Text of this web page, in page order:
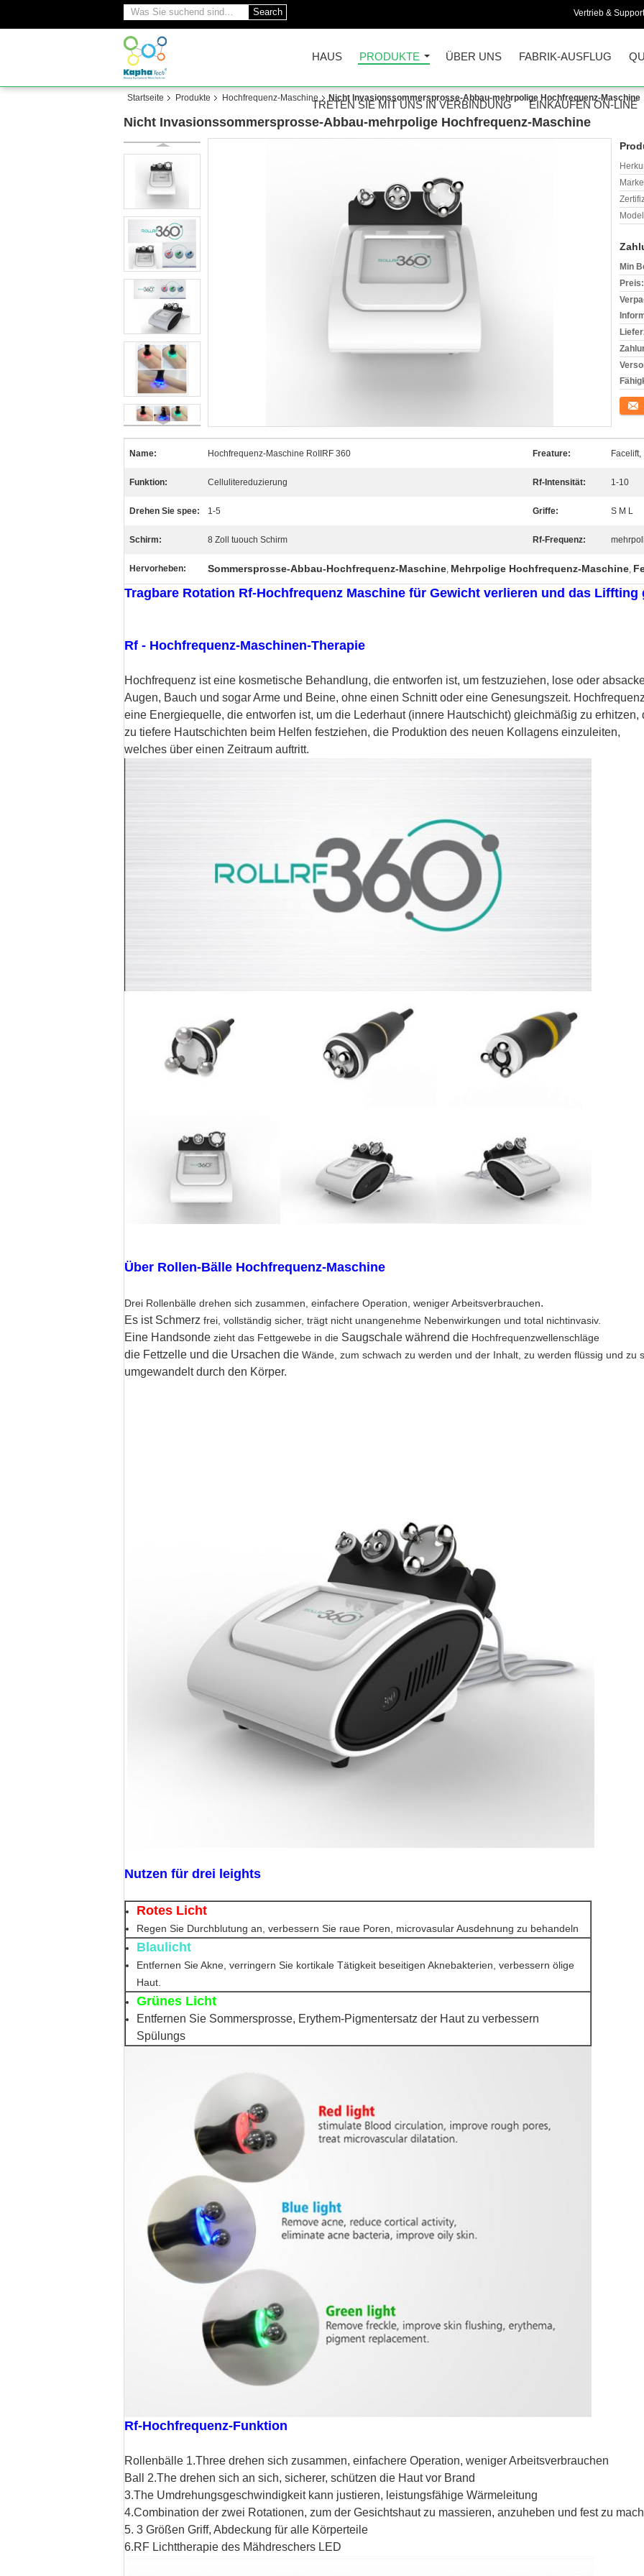
Search Vertrieb &
HAUS PRODUKTE ÜBER UNS FABRIK-AUSFLUG
TRETEN SIE MIT UNS IN VERBINDUNG EINKAUFEN ON-LINE
Startseite Produkte Hochfrequenz-Maschine Nicht Invasionssommersprosse-Abbau-mehrpolige Hochfrequenz-Maschine
Nicht Invasionssommersprosse-Abbau-mehrpolige Hochfrequenz-Maschine
Min
Preis:
Name: Hochfrequenz-Maschine RoIIRF 360 Freature:
Funktion: Cellulitereduzierung Rf-Intensität: 1-10
Drehen Sie spee: 1-5 Griffe: S M L
Schirm: 8 Zoll tuouch Schirm Rf-Frequenz:
Hervorheben: Sommersprosse-Abbau-Hochfrequenz-Maschine, Mehrpolige Hochfrequenz-Maschine,
Tragbare Rotation Rf-Hochfrequenz Maschine für Gewicht verlieren und das Liffting
Rf - Hochfrequenz-Maschinen-Therapie
Hochfrequenz ist eine kosmetische Behandlung, die entworfen ist, um festzuziehen, lose oder
Augen, Bauch und sogar Arme und Beine, ohne einen Schnitt oder eine Genesungszeit.
eine Energiequelle, die entworfen ist, um die Lederhaut (innere Hautschicht) gleichmäßig zu erhitzen,
zu tiefere Hautschichten beim Helfen festziehen, die Produktion des neuen Kollagens einzuleiten,
welches über einen Zeitraum auftritt.
Über Rollen-Bälle Hochfrequenz-Maschine
Drei Rollenbälle drehen sich zusammen, einfachere Operation, weniger Arbeitsverbrauchen.
Es ist Schmerz frei, vollständig sicher, trägt nicht unangenehme Nebenwirkungen und total nichtinvasiv.
Eine Handsonde zieht das Fettgewebe in die Saugschale während die Hochfrequenzwellenschläge
die Fettzelle und die Ursachen die Wände, zum schwach zu werden und der Inhalt, zu werden flüssig und zu
umgewandelt durch den Körper.
Nutzen für drei leights
Rotes Licht
Regen Sie Durchblutung an, verbessern Sie raue Poren, microvasular Ausdehnung zu behandeln
Blaulicht
Entfernen Sie Akne, verringern Sie kortikale Tätigkeit beseitigen Aknebakterien, verbessern ölige
Haut.
Grünes Licht
Entfernen Sie Sommersprosse, Erythem-Pigmentersatz der Haut zu verbessern
Spülungs
Rf-Hochfrequenz-Funktion
Rollenbälle 1.Three drehen sich zusammen, einfachere Operation, weniger Arbeitsverbrauchen
Ball 2.The drehen sich an sich, sicherer, schützen die Haut vor Brand
3.The Umdrehungsgeschwindigkeit kann justieren, leistungsfähige Wärmeleitung
4.Combination der zwei Rotationen, zum der Gesichtshaut zu massieren, anzuheben und fest zu
5. 3 Größen Griff, Abdeckung für alle Körperteile
6.RF Lichttherapie des Mähdreschers LED